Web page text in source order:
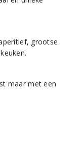
grootse
maar met een